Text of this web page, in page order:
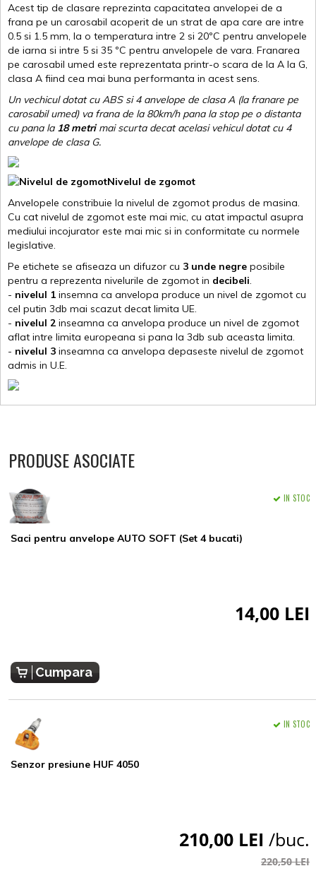
Acest tip de clasare reprezinta capacitatea anvelopei de a
frana pe un carosabil acoperit de un strat de apa care are intre
0.5 si 1.5 mm, la o temperatura intre 2 si 20ºC pentru anvelopele
de iarna si intre 5 si 35 ºC pentru anvelopele de vara. Franarea
pe carosabil umed este reprezentata printr-o scara de la A la G,
clasa A fiind cea mai buna performanta in acest sens.
Un vechicul dotat cu ABS si 4 anvelope de clasa A (la franare pe
carosabil umed) va frana de la 80km/h pana la stop pe o distanta
cu pana la 18 metrimai scurta decat acelasi vehicul dotat cu 4
anvelope de clasa G.
Nivelul de zgomot
Anvelopele constribuie la nivelul de zgomot produs de masina.
Cu cat nivelul de zgomot este mai mic, cu atat impactul asupra
mediului incojurator este mai mic si in conformitate cu normele
legislative.
Pe etichete se afiseaza un difuzor cu 3 unde negre posibile
pentru a reprezenta nivelurile de zgomot in decibeli.
- nivelul 1 insemna ca anvelopa produce un nivel de zgomot cu
cel putin 3db mai scazut decat limita UE.
- nivelul 2 inseamna ca anvelopa produce un nivel de zgomot
aflat intre limita europeana si pana la 3db sub aceasta limita.
- nivelul 3 inseamna ca anvelopa depaseste nivelul de zgomot
admis in U.E.
PRODUSE ASOCIATE
Saci pentru anvelope AUTO SOFT (Set 4 bucati)
IN STOC
14,00 LEI
Cumpara
Senzor presiune HUF 4050
IN STOC
210,00 LEI /buc.
220,50 LEI